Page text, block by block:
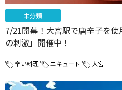
未分類
7/21開幕！大宮駅で唐辛子を
の刺激」開催中！
辛い料理 エキュート 大宮